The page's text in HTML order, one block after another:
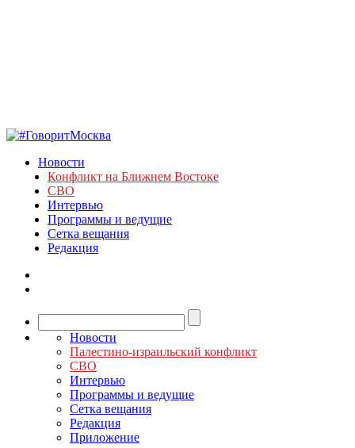
Новости
Конфликт на Ближнем Востоке
СВО
Интервью
Программы и ведущие
Сетка вещания
Редакция
Новости
Палестино-израильский конфликт
СВО
Интервью
Программы и ведущие
Сетка вещания
Редакция
Приложение